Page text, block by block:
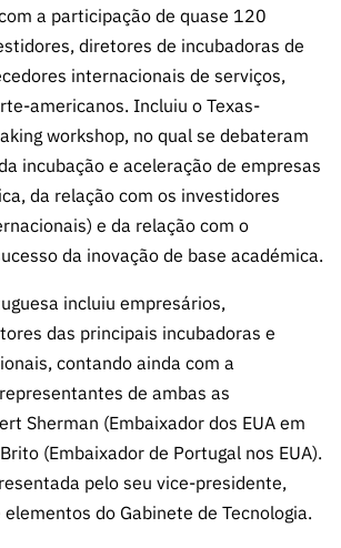
PRR –
“Ciência +
Digital” e
“Ciência +
Capacitaç
ão”
a participação de quase 120
diretores de incubadoras de
internacionais de serviços,
americanos. Incluiu o Texas-
workshop, no qual se debateram
incubação e aceleração de empresas
da relação com os investidores
e da relação com o
da inovação de base académica.
incluiu empresários,
das principais incubadoras e
contando ainda com a
de ambas as
Sherman (Embaixador dos EUA em
(Embaixador de Portugal nos EUA).
pelo seu vice-presidente,
do Gabinete de Tecnologia.